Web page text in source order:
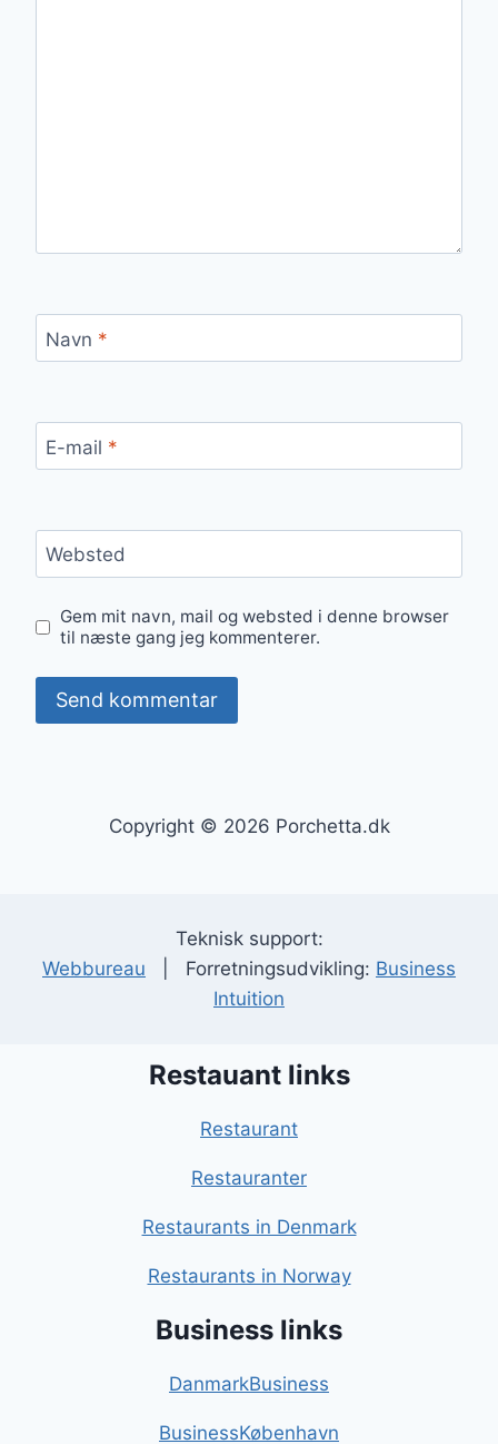
Navn *
E-mail *
Websted
Gem mit navn, mail og websted i denne browser
til næste gang jeg kommenterer.
Copyright © 2026 Porchetta.dk
Teknisk support:
Webbureau | Forretningsudvikling: Business
Intuition
Restauant links
Restaurant
Restauranter
Restaurants in Denmark
Restaurants in Norway
Business links
DanmarkBusiness
BusinessKøbenhavn